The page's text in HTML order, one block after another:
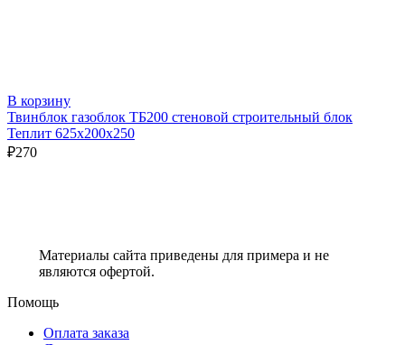
В корзину
Твинблок газоблок ТБ200 стеновой строительный блок
Теплит 625х200х250
₽270
Материалы сайта приведены для примера и не
являются офертой.
Помощь
Оплата заказа